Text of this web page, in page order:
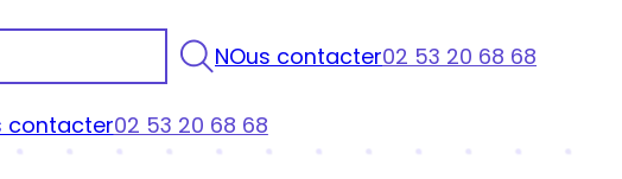
NOus contacter02 53 20 68 68
contacter02 53 20 68 68